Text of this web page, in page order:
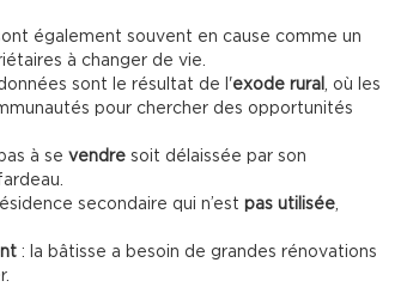
également souvent en cause comme un
à changer de vie.
sont le résultat de l'exode rural , où les
pour chercher des opportunités
à se vendre soit délaissée par son
secondaire qui n’est pas utilisée,
: la bâtisse a besoin de grandes rénovations